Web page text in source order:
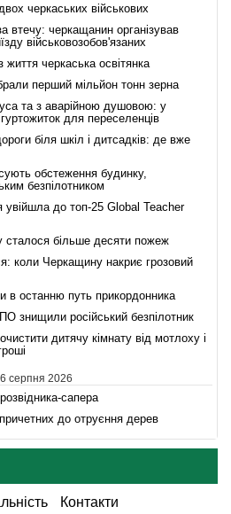
черкаських військових
втечу: черкащанин організував
військовозобов'язаних
черкаська освітянка
перший мільйон тонн зерна
та з аварійною душовою: у
для переселенців
біля шкіл і дитсадків: де вже
обстеження будинку,
безпілотником
увійшла до топ-25 Global Teacher
сталося більше десяти пожеж
коли Черкащину накриє грозовий
в останню путь прикордонника
знищили російський безпілотник
дитячу кімнату від мотлоху і
серпня 2026
сапера
до отруєння дерев
Контакти